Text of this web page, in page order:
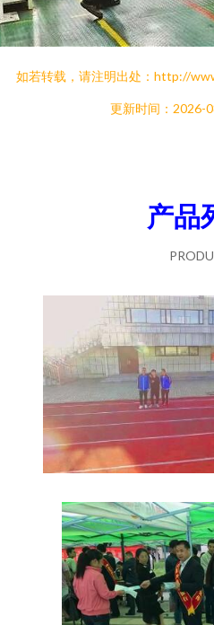
如若转载，请注明出处：http://
更新时间：2026-
产品